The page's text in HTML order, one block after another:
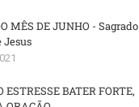
MÊS DE JUNHO - Sagrado
Jesus
ESTRESSE BATER FORTE,